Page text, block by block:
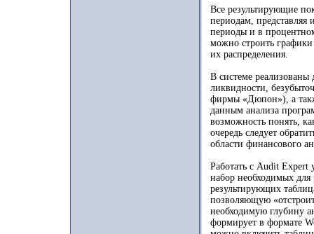
Все результирующие
периодам,
периоды и в
можно строить графики
их распределения.
В системе реализованы
ликвидности,
фирмы «Дюпон»), а
данным анализа
возможность понять,
очередь следует
области финансового
Работать с Audit Expert
набор необходимых для
результирующих
позволяющую
необходимую глубину
формирует в формате